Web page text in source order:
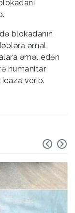
blokadanın
əməl
əməl edən
humanitar
icazə verib.